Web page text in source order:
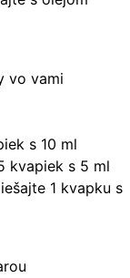
vo vami
s 10 ml
kvapiek s 5 ml
1 kvapku s